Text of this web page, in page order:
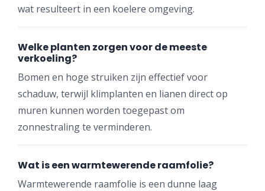
wat resulteert in een koelere omgeving.
Welke planten zorgen voor de meeste
verkoeling?
Bomen en hoge struiken zijn effectief voor
schaduw, terwijl klimplanten en lianen direct op
muren kunnen worden toegepast om
zonnestraling te verminderen.
Wat is een warmtewerende raamfolie?
Warmtewerende raamfolie is een dunne laag